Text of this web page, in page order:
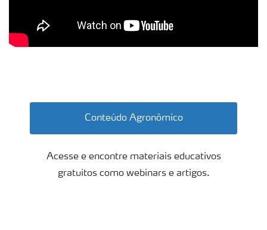
Conteúdo Agronômico
Acesse e encontre materiais educativos
gratuitos como webinars e artigos.